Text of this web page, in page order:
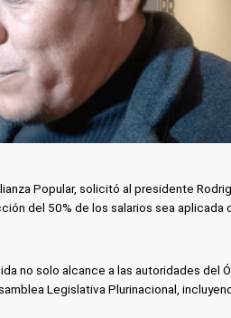
Popular, solicitó al presidente
del 50% de los salarios sea aplicada
no solo alcance a las autoridades del
Legislativa Plurinacional,